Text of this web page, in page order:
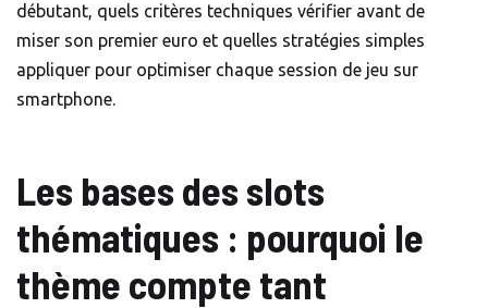
débutant, quels critères techniques vérifier avant de
miser son premier euro et quelles stratégies simples
appliquer pour optimiser chaque session de jeu sur
smartphone.
Les bases des slots
thématiques : pourquoi le
thème compte tant